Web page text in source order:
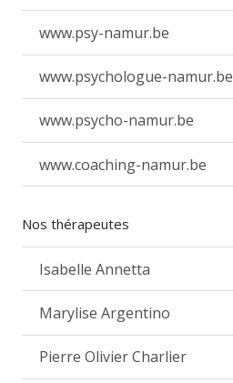
www.psy-namur.be
www.psychologue-namur.be
www.psycho-namur.be
www.coaching-namur.be
Nos thérapeutes
Isabelle Annetta
Marylise Argentino
Pierre Olivier Charlier